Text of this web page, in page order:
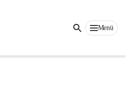
Menü